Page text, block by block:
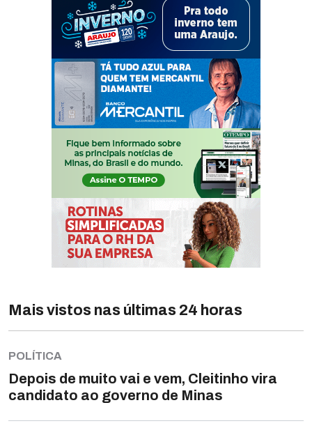
Mais vistos nas últimas 24 horas
POLÍTICA
Depois de muito vai e vem, Cleitinho vira
candidato ao governo de Minas